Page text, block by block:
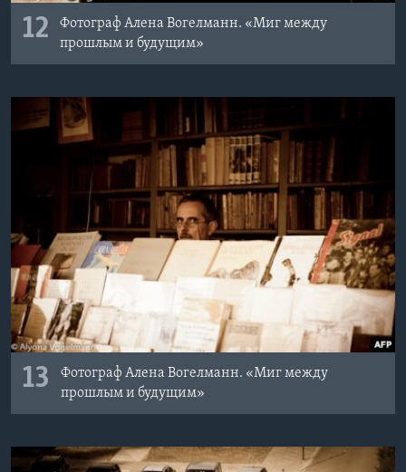
12
Фотограф Алена Вогелманн. «Миг между
прошлым и будущим»
13
Фотограф Алена Вогелманн. «Миг между
прошлым и будущим»